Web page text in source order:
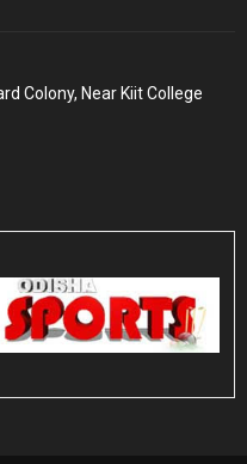
Colony, Near Kiit College